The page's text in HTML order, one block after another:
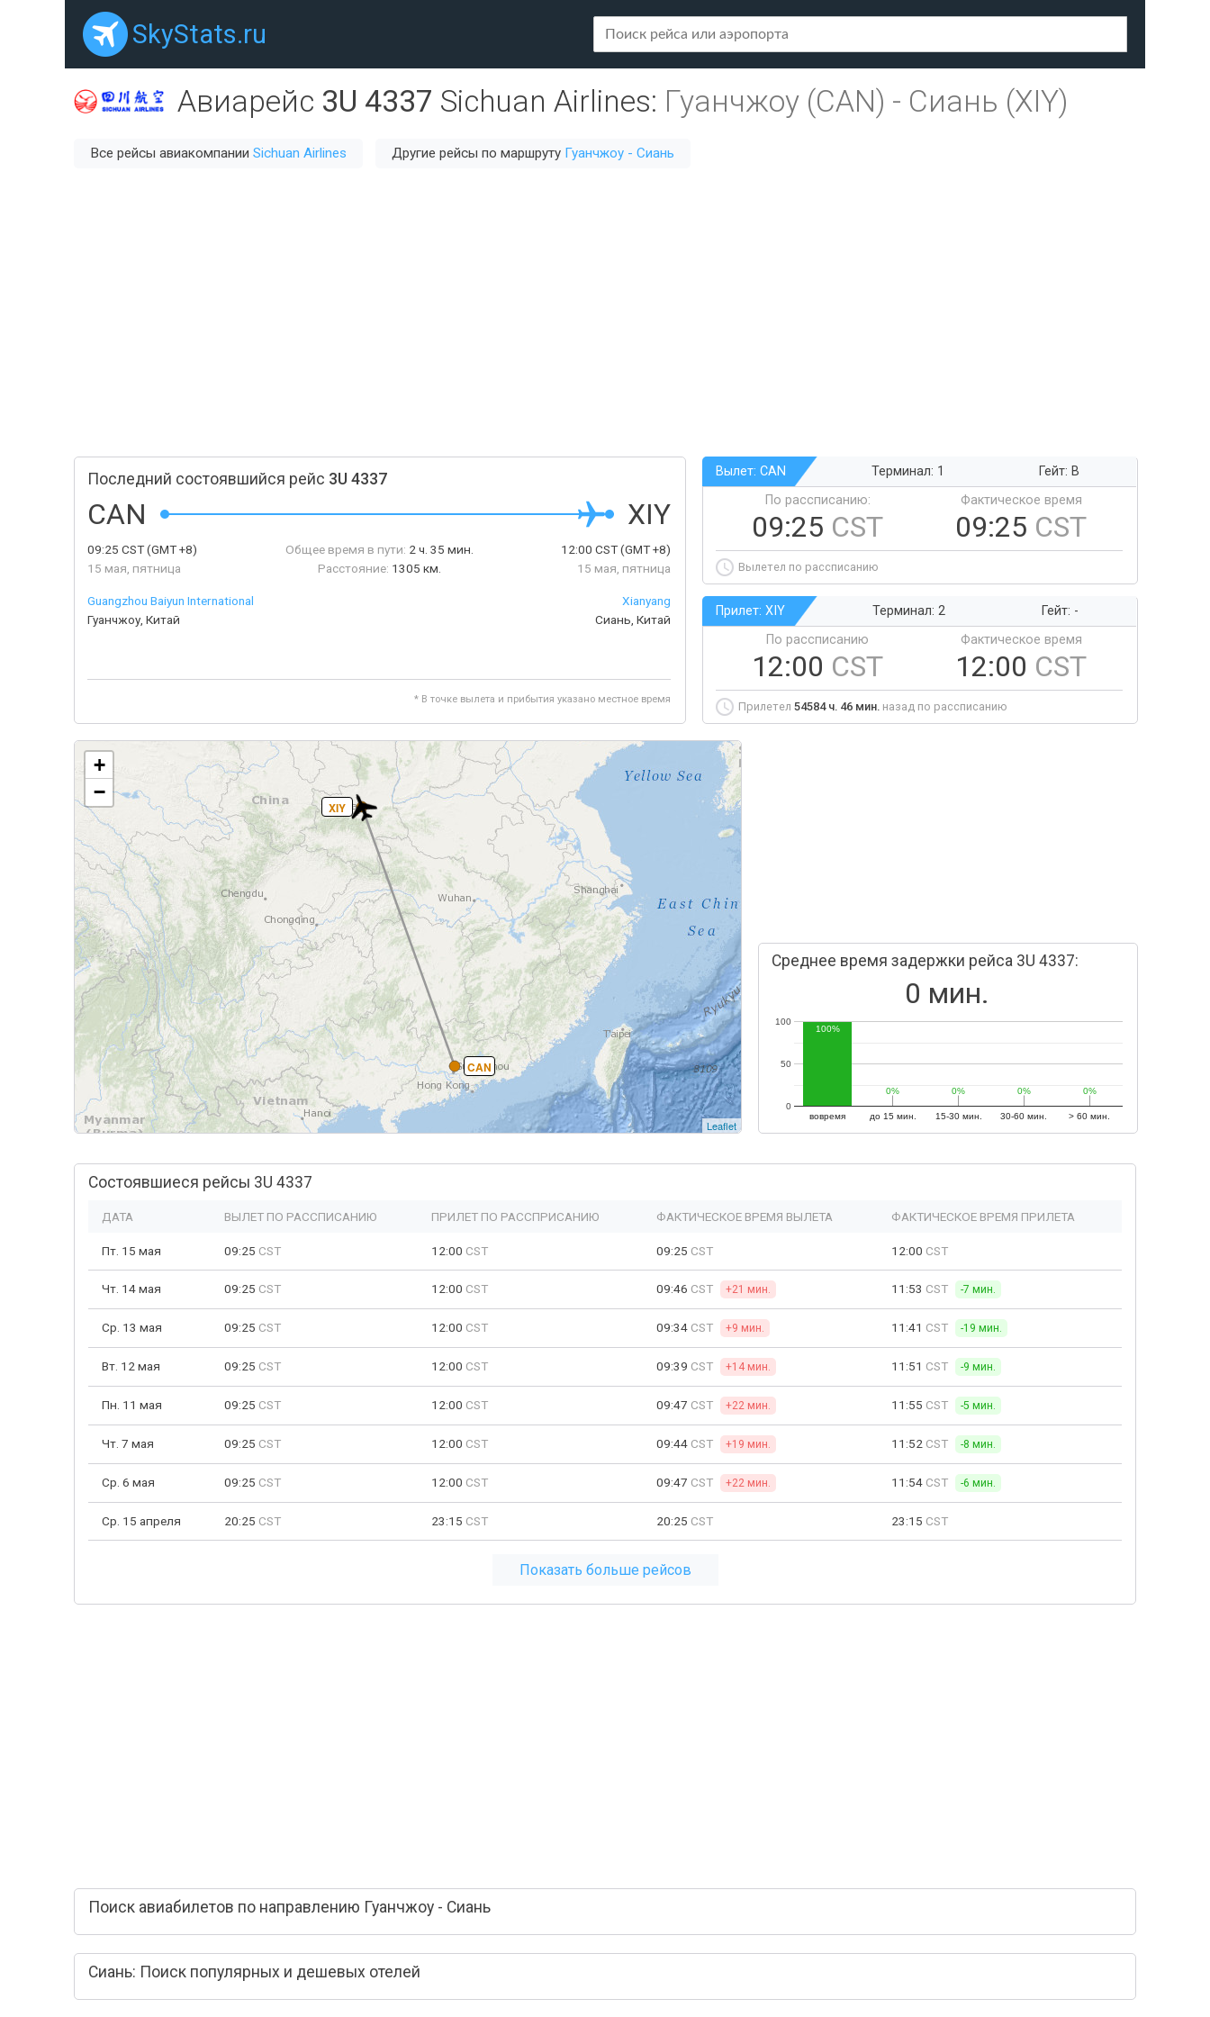
SkyStats.ru
Авиарейс 3U 4337 Sichuan Airlines: Гуанчжоу (CAN) - Сиань (XIY)
Все рейсы авиакомпании Sichuan Airlines Другие рейсы по маршруту Гуанчжоу - Сиань
Последний состоявшийся рейс 3U 4337
CAN XIY
09:25 CST(GMT +8)
15 мая, пятница
Общее время в пути: 2 ч. 35 мин.
Расстояние: 1305 км.
12:00 CST(GMT +8)
15 мая, пятница
Guangzhou Baiyun International
Гуанчжоу, Китай
Xianyang
Сиань, Китай
* В точке вылета и прибытия указано местное время
Вылет: CAN Терминал: 1
Гейт: B
По рассписанию:
09:25 CST
Фактическое время
09:25 CST
Вылетел по рассписанию
Прилет: XIY Терминал: 2
Гейт: -
По рассписанию
12:00 CST
Фактическое время
12:00 CST
Прилетел 54584 ч. 46 мин. назад по рассписанию
CAN
XIY
+
−
Leaflet
Среднее время задержки рейса 3U 4337:
0 мин.
вовремя до 15 мин. 15-30 мин. 30-60 мин. > 60 мин.
0
50
100
100%
0%
0% 0%
0% 0%
0% 0%
0%
Состоявшиеся рейсы 3U 4337
ДАТА ВЫЛЕТ ПО РАССПИСАНИЮ ПРИЛЕТ ПО РАССПРИСАНИЮ ФАКТИЧЕСКОЕ ВРЕМЯ ВЫЛЕТА ФАКТИЧЕСКОЕ ВРЕМЯ ПРИЛЕТА
Пт. 15 мая 09:25 CST 12:00 CST 09:25 CST 12:00 CST
Чт. 14 мая 09:25 CST 12:00 CST 09:46 CST +21 мин. 11:53 CST -7 мин.
Ср. 13 мая 09:25 CST 12:00 CST 09:34 CST +9 мин. 11:41 CST -19 мин.
Вт. 12 мая 09:25 CST 12:00 CST 09:39 CST +14 мин. 11:51 CST -9 мин.
Пн. 11 мая 09:25 CST 12:00 CST 09:47 CST +22 мин. 11:55 CST -5 мин.
Чт. 7 мая 09:25 CST 12:00 CST 09:44 CST +19 мин. 11:52 CST -8 мин.
Ср. 6 мая 09:25 CST 12:00 CST 09:47 CST +22 мин. 11:54 CST -6 мин.
Ср. 15 апреля 20:25 CST 23:15 CST 20:25 CST 23:15 CST
Показать больше рейсов
Поиск авиабилетов по направлению Гуанчжоу - Сиань
Сиань: Поиск популярных и дешевых отелей